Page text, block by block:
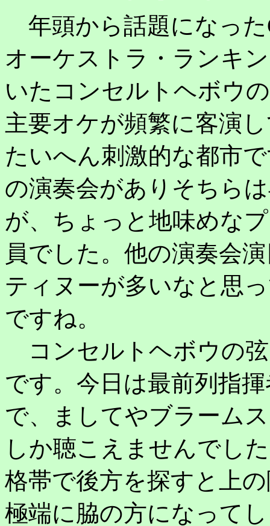
年頭から話題になった
オーケストラ・ランキ
いたコンセルトヘボウ
主要オケが頻繁に客演
たいへん刺激的な都市
の演奏会がありそちら
が、ちょっと地味めな
員でした。他の演奏会
ティヌーが多いなと思
ですね。
コンセルトヘボウの
です。今日は最前列指
で、ましてやブラーム
しか聴こえませんでし
格帯で後方を探すと上
極端に脇の方になって